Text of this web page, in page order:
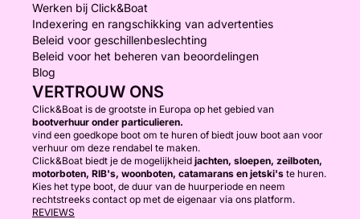
Werken bij Click&Boat
Indexering en rangschikking van advertenties
Beleid voor geschillenbeslechting
Beleid voor het beheren van beoordelingen
Blog
VERTROUW ONS
Click&Boat is de grootste in Europa op het gebied van
bootverhuur onder particulieren.
vind een goedkope boot om te huren of biedt jouw boot aan voor
verhuur om deze rendabel te maken.
Click&Boat biedt je de mogelijkheid jachten, sloepen, zeilboten,
motorboten, RIB's, woonboten, catamarans en jetski's te huren.
Kies het type boot, de duur van de huurperiode en neem
rechtstreeks contact op met de eigenaar via ons platform.
REVIEWS